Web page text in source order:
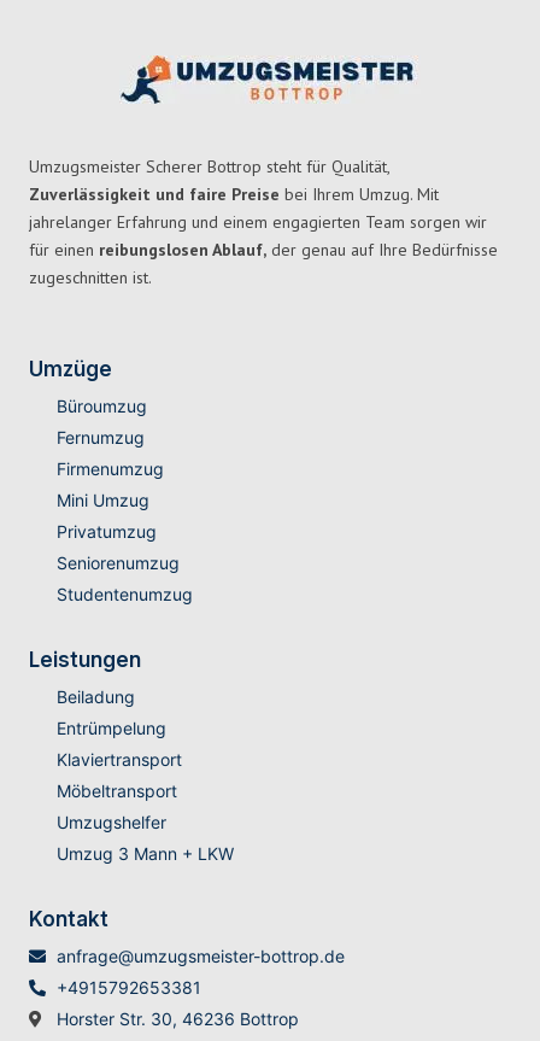
Umzugsmeister Scherer Bottrop steht für Qualität,
Zuverlässigkeit und faire Preise bei Ihrem Umzug. Mit
jahrelanger Erfahrung und einem engagierten Team sorgen wir
für einen reibungslosen Ablauf, der genau auf Ihre Bedürfnisse
zugeschnitten ist.
Umzüge
Büroumzug
Fernumzug
Firmenumzug
Mini Umzug
Privatumzug
Seniorenumzug
Studentenumzug
Leistungen
Beiladung
Entrümpelung
Klaviertransport
Möbeltransport
Umzugshelfer
Umzug 3 Mann + LKW
Kontakt
anfrage@umzugsmeister-bottrop.de
+4915792653381
Horster Str. 30, 46236 Bottrop